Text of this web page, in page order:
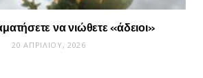
να νιώθετε «άδειοι»
20 ΑΠΡΙΛΊΟΥ, 2026